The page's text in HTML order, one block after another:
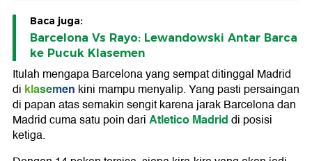
Baca juga:
Barcelona Vs Rayo: Lewandowski Antar Barca
ke Pucuk Klasemen
Itulah mengapa Barcelona yang sempat ditinggal Madrid
di klasemen kini mampu menyalip. Yang pasti persaingan
di papan atas semakin sengit karena jarak Barcelona dan
Madrid cuma satu poin dariAtletico Madriddi posisi
ketiga.